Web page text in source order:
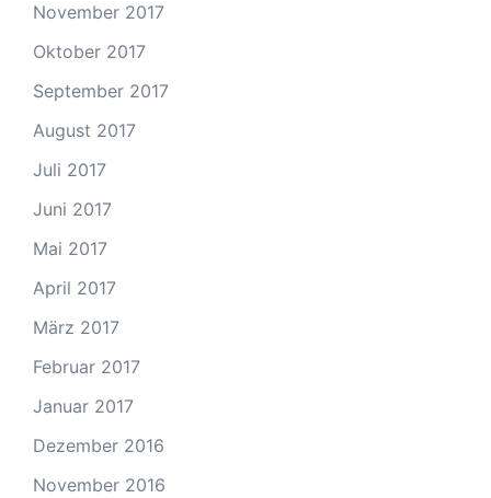
November 2017
Oktober 2017
September 2017
August 2017
Juli 2017
Juni 2017
Mai 2017
April 2017
März 2017
Februar 2017
Januar 2017
Dezember 2016
November 2016